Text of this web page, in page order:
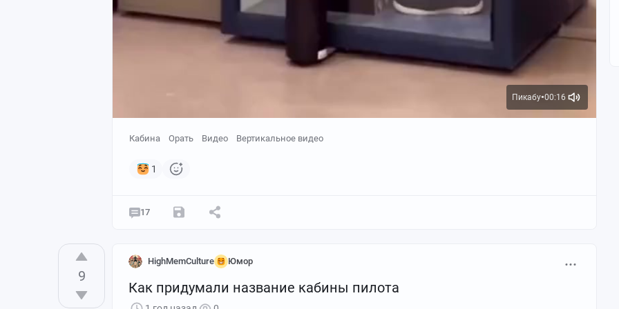
Пикабу●00:16
Кабина Орать Видео Вертикальное видео
1
17
9
HighMemCulture Юмор
Как придумали название кабины пилота